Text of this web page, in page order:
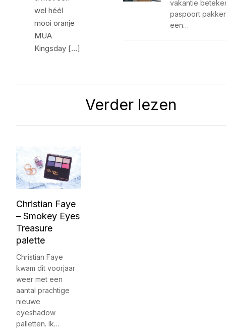
wel héél
mooi oranje
MUA
Kingsday […]
vakantie
paspoort
een…
Verder lezen
Christian Faye
– Smokey Eyes
Treasure
palette
Christian Faye
kwam dit voorjaar
weer met een
aantal prachtige
nieuwe
eyeshadow
palletten. Ik…